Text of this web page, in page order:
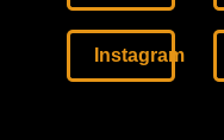
Instagram